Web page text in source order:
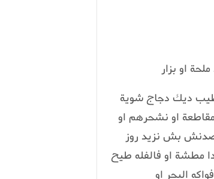
او بزار
يطيب ديك دجاج شوية
او نشحرهم او
بش نزيد روز
مطشة او فالفله طيح
البحر او